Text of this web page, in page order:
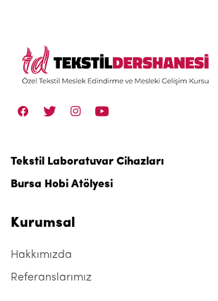
Tekstil Laboratuvar Cihazları
Bursa Hobi Atölyesi
Kurumsal
Hakkımızda
Referanslarımız